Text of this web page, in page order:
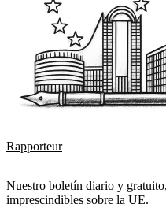
Rapporteur
Nuestro boletín diario y
imprescindibles sobre la UE.